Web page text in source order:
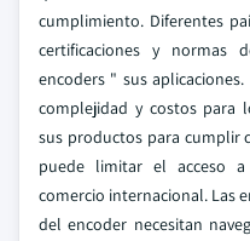
cumplimiento. Diferentes
certificaciones y normas
encoders " sus
complejidad y costos para
sus productos para cumplir
puede limitar el acceso
comercio internacional. Las
del encoder necesitan